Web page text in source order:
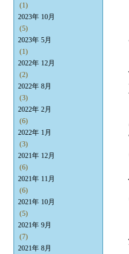
(1)
2023年 10月
(5)
2023年 5月
(1)
2022年 12月
(2)
2022年 8月
(3)
2022年 2月
(6)
2022年 1月
(3)
2021年 12月
(6)
2021年 11月
(6)
2021年 10月
(5)
2021年 9月
(7)
2021年 8月